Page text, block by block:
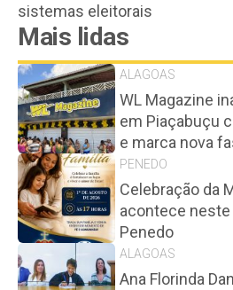
sistemas eleitorais
Mais lidas
ALAGOAS
WL Magazine
em Piaçabuçu
e marca nova
PENEDO
Celebração da
acontece neste
Penedo
ALAGOAS
Ana Florinda